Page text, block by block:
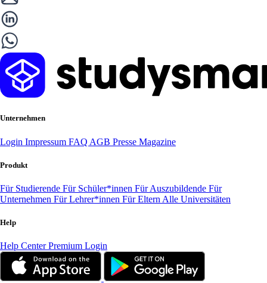
Unternehmen
Login Impressum FAQ AGB Presse Magazine
Produkt
Für Studierende Für Schüler*innen Für Auszubildende Für
Unternehmen Für Lehrer*innen Für Eltern Alle Universitäten
Help
Help CenterPremium Login